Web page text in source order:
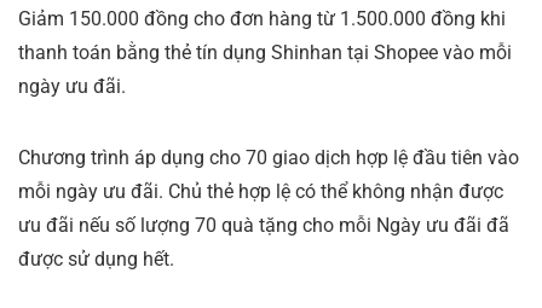
Giảm 150.000 đồng cho đơn hàng từ 1.500.000 đồng khi
thanh toán bằng thẻ tín dụng Shinhan tại Shopee vào mỗi
ngày ưu đãi.
Chương trình áp dụng cho 70 giao dịch hợp lệ đầu tiên vào
mỗi ngày ưu đãi. Chủ thẻ hợp lệ có thể không nhận được
ưu đãi nếu số lượng 70 quà tặng cho mỗi Ngày ưu đãi đã
được sử dụng hết.